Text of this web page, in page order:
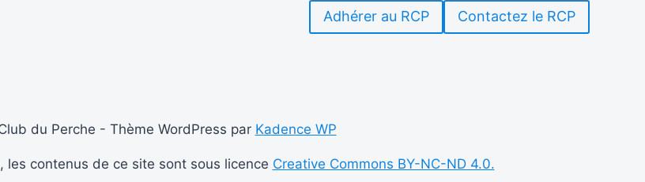
Adhérer au RCP Contactez le RCP
du Perche - Thème WordPress par Kadence WP
les contenus de ce site sont sous licence Creative Commons BY-NC-ND 4.0.